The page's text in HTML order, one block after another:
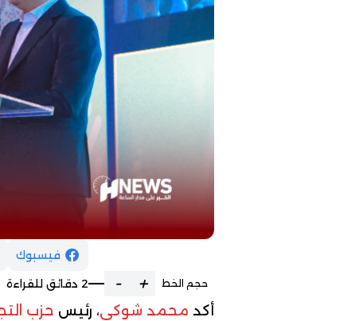
فيسبوك
حجم الخط +
- 2 دقائق للقراءة
أكد محمد شوكي، رئيس حزب